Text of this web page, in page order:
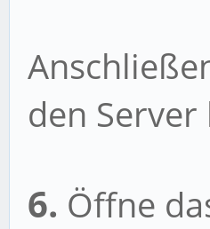
den Server
6. Öffne